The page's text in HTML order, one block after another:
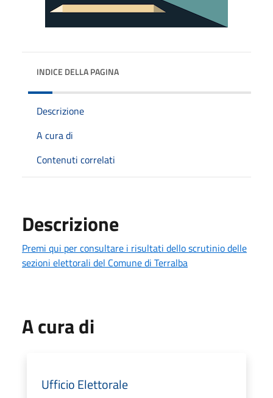
INDICE DELLA PAGINA
Descrizione
A cura di
Contenuti correlati
Descrizione
Premi qui per consultare i risultati dello scrutinio delle
sezioni elettorali del Comune di Terralba
A cura di
Ufficio Elettorale